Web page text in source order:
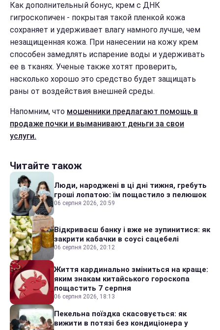
Как дополнительный бонус, крем с ДНК
гигроскопичен - покрытая такой пленкой кожа
сохраняет и удерживает влагу намного лучше, чем
незащищенная кожа. При нанесении на кожу крем
способен замедлять испарение воды и удерживать
ее в тканях. Ученые также хотят проверить,
насколько хорошо это средство будет защищать
раны от воздействия внешней среды.
Напомним, что мошенники предлагают помощь в
продаже почки и выманивают деньги за свои
услуги.
Читайте також
Люди, народжені в ці дні тижня, гребуть
гроші лопатою: їм пощастило з пелюшок
06 серпня 2026, 20:59
Відкриваєш банку і вже не зупинитися: як
закрити кабачки в соусі сацебелі
06 серпня 2026, 20:12
Життя кардинально зміниться на краще:
яким знакам китайського гороскопа
пощастить 7 серпня
06 серпня 2026, 18:13
Пекельна поїздка скасовується: як
вижити в потязі без кондиціонера у